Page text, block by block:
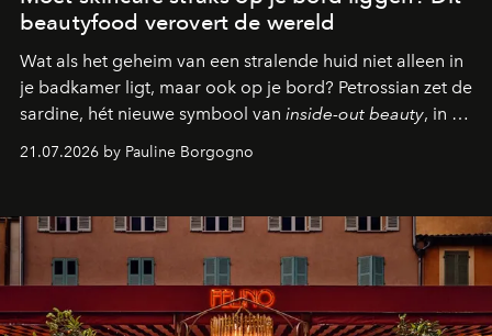
beautyfood verovert de wereld
Wat als het geheim van een stralende huid niet alleen in
je badkamer ligt, maar ook op je bord? Petrossian zet de
sardine, hét nieuwe symbool van inside-out beauty, in de
21.07.2026 by Pauline Borgogno